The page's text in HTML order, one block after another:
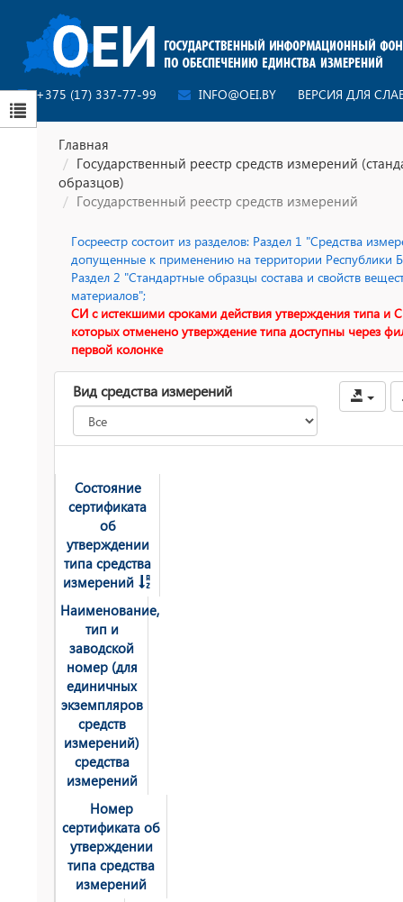
+375 (17) 337-77-99 INFO@OEI.BY ВЕРСИЯ ДЛЯ
Главная
Государственный реестр средств измерений
образцов)
Государственный реестр средств измерений
Госреестр состоит из разделов: Раздел 1 "Средства
допущенные к применению на территории Республики
Раздел 2 "Стандартные образцы состава и свойств
материалов";
СИ с истекшими сроками действия утверждения типа и
которых отменено утверждение типа доступны через
первой колонке
Вид средства измерений
Состояние
сертификата
об
утверждении
типа средства
измерений
Наименование,
тип и
заводской
номер (для
единичных
экземпляров
средств
измерений)
средства
измерений
Номер
сертификата об
утверждении
типа средства
измерений